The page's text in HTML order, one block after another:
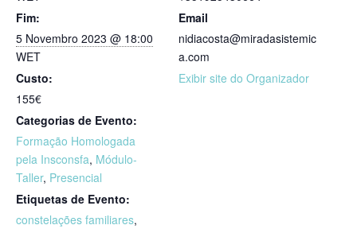
Fim:
5 Novembro 2023 @ 18:00
WET
Custo:
155€
Categorias de Evento:
Formação Homologada
pela Insconsfa, Módulo-
Taller, Presencial
Etiquetas de Evento:
constelações familiares,
Email
nidiacosta@miradasistemic
a.com
Exibir site do Organizador